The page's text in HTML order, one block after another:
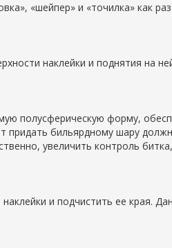
«шейпер» и «точилка» как
наклейки и поднятия на
полусферическую форму,
придать бильярдному шару
увеличить контроль
и подчистить ее края.